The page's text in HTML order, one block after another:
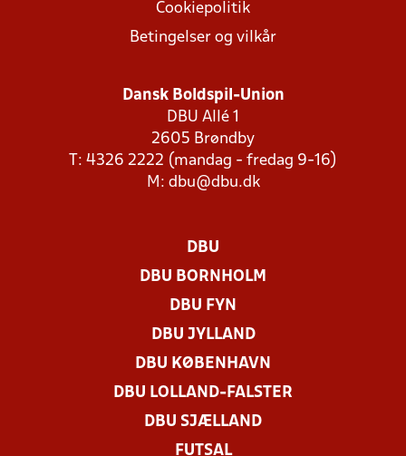
Cookiepolitik
Betingelser og vilkår
Dansk Boldspil-Union
DBU Allé 1
2605 Brøndby
T: 4326 2222 (mandag - fredag 9-16)
M: dbu@dbu.dk
DBU
DBU BORNHOLM
DBU FYN
DBU JYLLAND
DBU KØBENHAVN
DBU LOLLAND-FALSTER
DBU SJÆLLAND
FUTSAL